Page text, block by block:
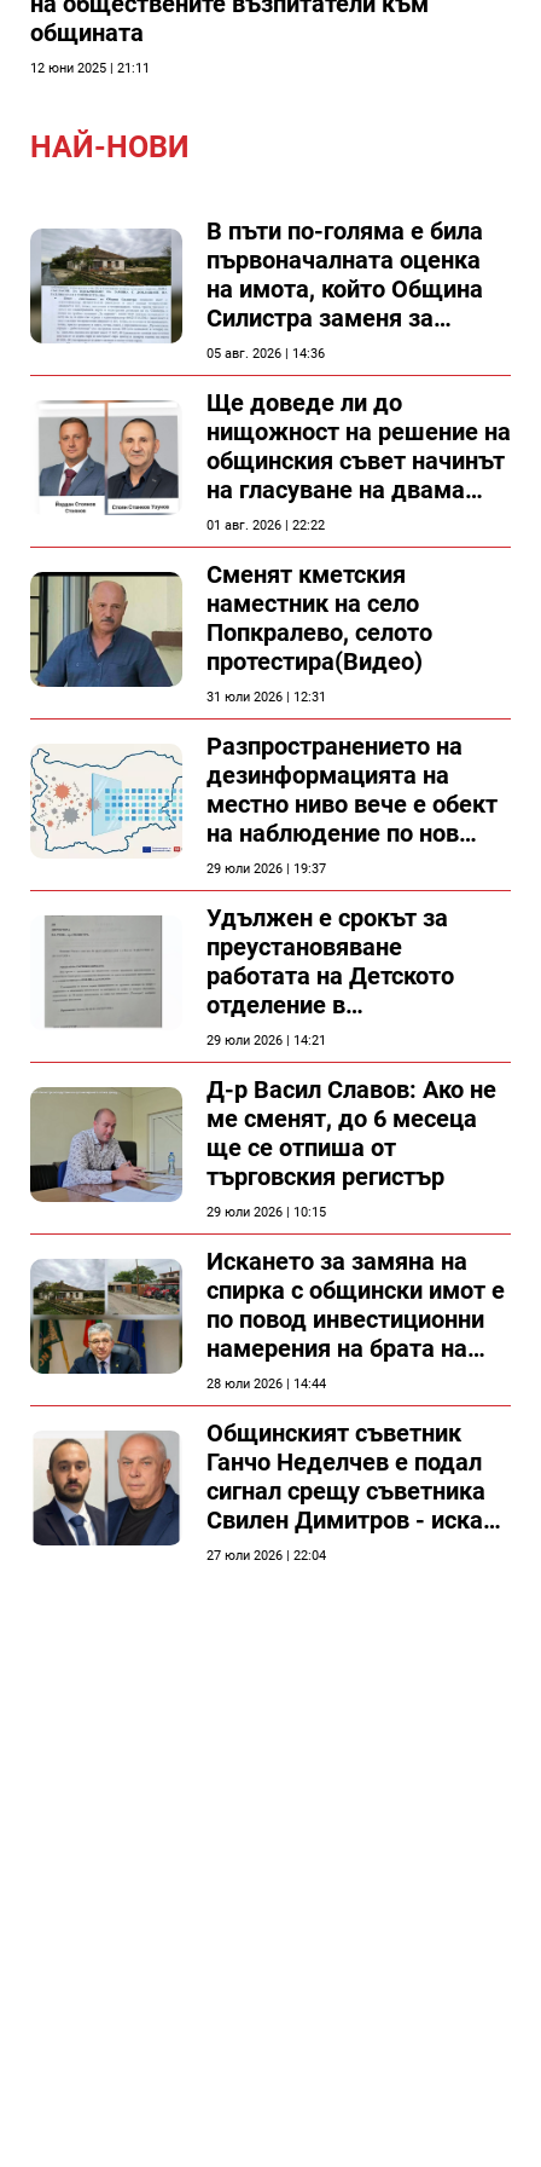
общината
12 юни 2025 | 21:11
НАЙ-НОВИ
В пъти по-голяма е била
първоначалната оценка
на имота, който Община
Силистра заменя за
спирка, показват
документи
05 авг. 2026 | 14:36
Ще доведе ли до
нищожност на решение на
общинския съвет начинът
на гласуване на двама
съветници в Силистра?
01 авг. 2026 | 22:22
Сменят кметския
наместник на село
Попкралево, селото
протестира(Видео)
31 юли 2026 | 12:31
Разпространението на
дезинформацията на
местно ниво вече е обект
на наблюдение по нов
проект
29 юли 2026 | 19:37
Удължен е срокът за
преустановяване
работата на Детското
отделение в
силистренската болница
29 юли 2026 | 14:21
Д-р Васил Славов: Ако не
ме сменят, до 6 месеца
ще се отпиша от
търговския регистър
29 юли 2026 | 10:15
Искането за замяна на
спирка с общински имот е
по повод инвестиционни
намерения на брата на
председателя на
Общински съвет Силистра
28 юли 2026 | 14:44
Общинският съветник
Ганчо Неделчев е подал
сигнал срещу съветника
Свилен Димитров - иска
етичната комисия на
27 юли 2026 | 22:04